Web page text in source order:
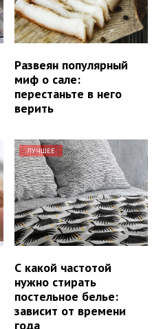
Развеян популярный
миф о сале:
перестаньте в него
верить
ЛУЧШЕЕ
С какой частотой
нужно стирать
постельное белье:
зависит от времени
года